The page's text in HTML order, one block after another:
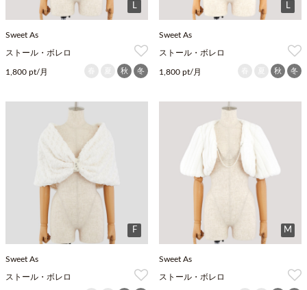
L
Sweet As
ストール・ボレロ
1,800 pt/月 秋 冬
L
Sweet As
ストール・ボレロ
1,800 pt/月 秋 冬
F
Sweet As
ストール・ボレロ
M
Sweet As
ストール・ボレロ